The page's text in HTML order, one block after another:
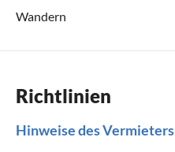
Wandern
Richtlinien
Hinweise des Vermieters